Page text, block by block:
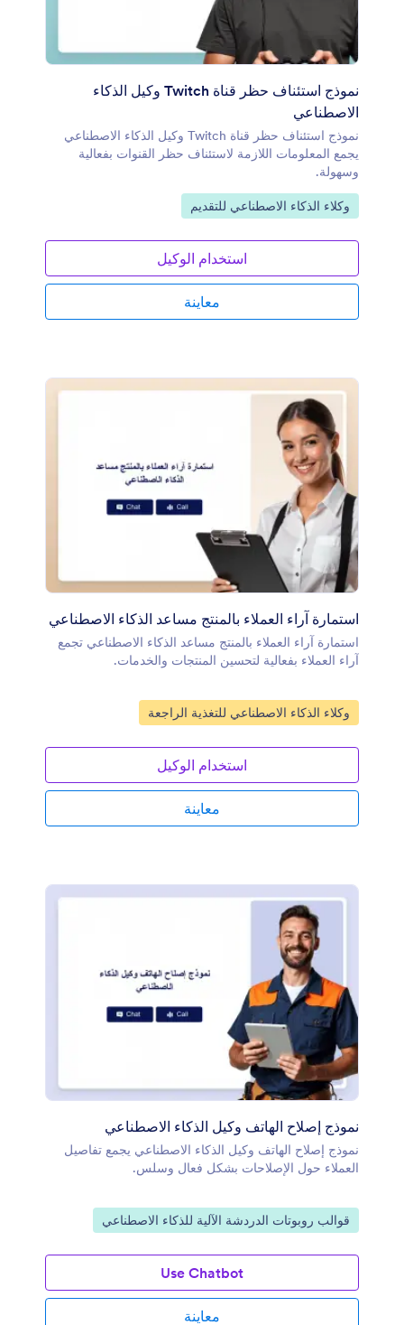
نموذج استئناف حظر قناة Twitch وكيل الذكاء
الاصطناعي
نموذج استئناف حظر قناة Twitch وكيل الذكاء الاصطناعي
يجمع المعلومات اللازمة لاستئناف حظر القنوات بفعالية
وسهولة.
انتقل إلى الفئة:
وكلاء الذكاء الاصطناعي للتقديم
استخدام الوكيل
معاينة
استمارة آراء العملاء بالمنتج مساعد الذكاء الاصطناعي
استمارة آراء العملاء بالمنتج مساعد الذكاء الاصطناعي تجمع
آراء العملاء بفعالية لتحسين المنتجات والخدمات.
انتقل إلى الفئة:
وكلاء الذكاء الاصطناعي للتغذية الراجعة
استخدام الوكيل
معاينة
نموذج إصلاح الهاتف وكيل الذكاء الاصطناعي
نموذج إصلاح الهاتف وكيل الذكاء الاصطناعي يجمع تفاصيل
العملاء حول الإصلاحات بشكل فعال وسلس.
انتقل إلى الفئة:
قوالب روبوتات الدردشة الآلية للذكاء الاصطناعي
Use Chatbot
معاينة